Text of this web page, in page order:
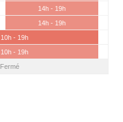
14h - 19h
14h - 19h
10h - 19h
10h - 19h
Fermé